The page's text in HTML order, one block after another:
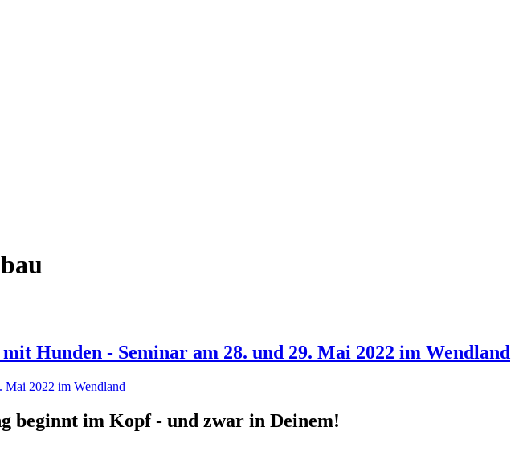
Hunden - Seminar am 28. und 29. Mai 2022 im Wendland
beginnt im Kopf - und zwar in Deinem!